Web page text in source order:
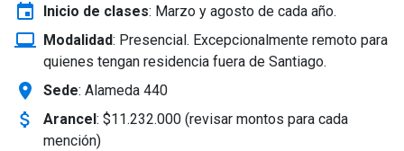
event Inicio de clases: Marzo y agosto de cada año.
laptop_windows Modalidad: Presencial. Excepcionalmente remoto para
quienes tengan residencia fuera de Santiago.
location_on Sede: Alameda 440
attach_money Arancel: $11.232.000 (revisar montos para cada
mención)